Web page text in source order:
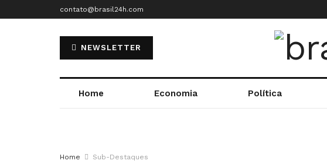
contato@brasil24h.com
NEWSLETTER
Home Economia Política
Home Sub-Destaques